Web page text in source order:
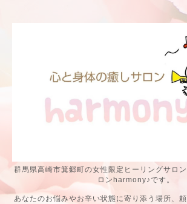
群馬県高崎市箕郷町の女性限定ヒーリングサロ
ロンharmony♪です。
あなたのお悩みやお辛い状態に寄り添う場所、